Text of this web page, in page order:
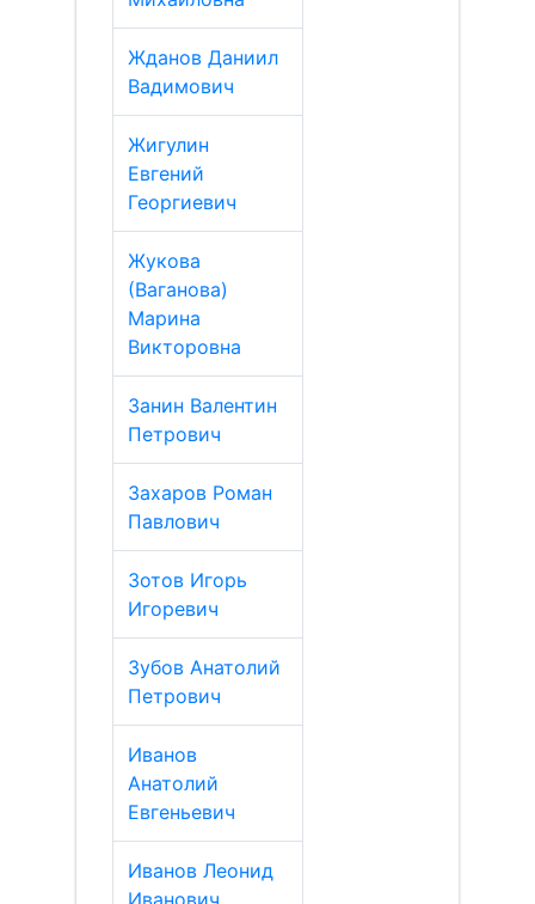
Жданов Даниил
Вадимович
Жигулин
Евгений
Георгиевич
Жукова
(Ваганова)
Марина
Викторовна
Занин Валентин
Петрович
Захаров Роман
Павлович
Зотов Игорь
Игоревич
Зубов Анатолий
Петрович
Иванов
Анатолий
Евгеньевич
Иванов Леонид
Иванович